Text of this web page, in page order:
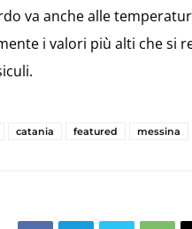
va anche alle
i valori più alti che si
catania featured messina